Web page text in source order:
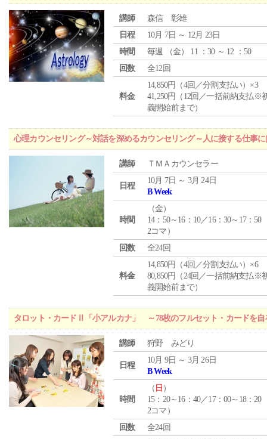
講師
森信 彰雄
日程
10月 7日 ～ 12月 23日
時間
毎週 （金） 11 ：30 ～ 12 ：50
回数
全12回
料金
14,850円（4回／分割支払い）×3
41,250円（12回／一括前納支払※
義開始前まで）
心理カウンセリング～対話を深めるカウンセリング～人に接する仕事
講師 ＴＭＡカウンセラー
日程
10月 7日 ～ 3月 24日
B Week
時間
（金）
14：50～16：10／16：30～17：50
2コマ）
回数
全24回
料金
14,850円（4回／分割支払い）×6
80,850円（24回／一括前納支払※
義開始前まで）
タロット・カードⅡ「小アルカナ」 ～78枚のフルセット・カードを自
講師 狩野 みどり
日程
10月 9日 ～ 3月 26日
B Week
時間
（ 日 ）
15：20～16：40／17：00～18：20
2コマ）
回数
全24回